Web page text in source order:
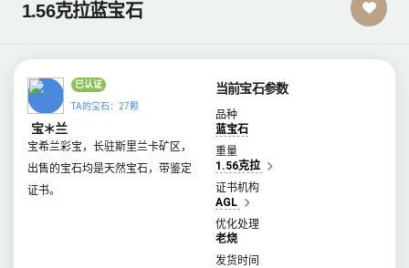
1.56克拉蓝宝石
已认证
TA的宝石：27颗
宝＊兰
宝希兰彩宝，长驻斯里兰卡矿区，
出售的宝石均是天然宝石，带鉴定
证书。
当前宝石参数
品种
蓝宝石
重量
1.56克拉
证书机构
AGL
优化处理
老烧
发货时间